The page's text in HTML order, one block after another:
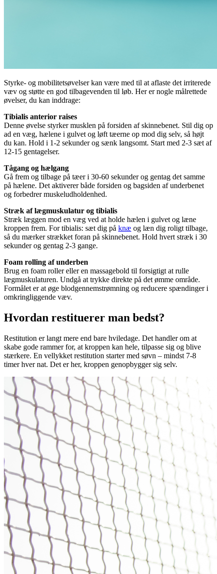
Styrke- og mobilitetsøvelser kan være med til at aflaste det irriterede
væv og støtte en god tilbagevenden til løb. Her er nogle målrettede
øvelser, du kan inddrage:
Tibialis anterior raises
Denne øvelse styrker musklen på forsiden af skinnebenet. Stil dig op
ad en væg, hælene i gulvet og løft tæerne op mod dig selv, så højt
du kan. Hold i 1-2 sekunder og sænk langsomt. Start med 2-3 sæt af
12-15 gentagelser.
Tågang og hælgang
Gå frem og tilbage på tæer i 30-60 sekunder og gentag det samme
på hælene. Det aktiverer både forsiden og bagsiden af underbenet
og forbedrer muskeludholdenhed.
Stræk af lægmuskulatur og tibialis
Stræk læggen mod en væg ved at holde hælen i gulvet og læne
kroppen frem. For tibialis: sæt dig på knæ og læn dig roligt tilbage,
så du mærker strækket foran på skinnebenet. Hold hvert stræk i 30
sekunder og gentag 2-3 gange.
Foam rolling af underben
Brug en foam roller eller en massagebold til forsigtigt at rulle
lægmuskulaturen. Undgå at trykke direkte på det ømme område.
Formålet er at øge blodgennemstrømning og reducere spændinger i
omkringliggende væv.
Hvordan restituerer man bedst?
Restitution er langt mere end bare hviledage. Det handler om at
skabe gode rammer for, at kroppen kan hele, tilpasse sig og blive
stærkere. En vellykket restitution starter med søvn – mindst 7-8
timer hver nat. Det er her, kroppen genopbygger sig selv.